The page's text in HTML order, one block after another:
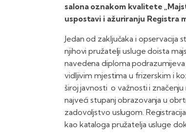
salona oznakom kvalitete
uspostavi i ažuriranju Registra
Jedan od zaključaka i opservacija
njihovi pružatelji usluge doista
navedena diploma
vidljivim mjestima u frizerskim i
široj javnosti o važnosti i
najveći stupanj obrazovanja u
zadovoljstvo uslugom.
kao kataloga pružatelja usluge